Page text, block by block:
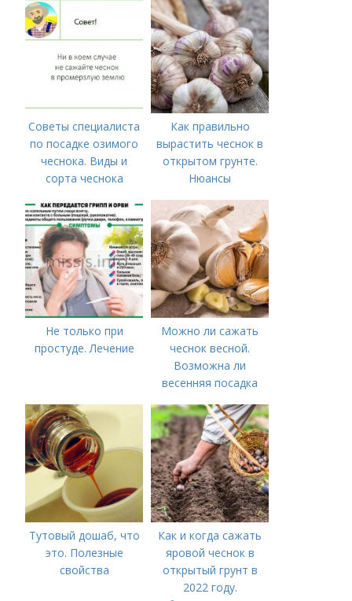
посадки озимого
чеснока
Советы специалиста
по посадке озимого
чеснока. Виды и
сорта чеснока
Как правильно
вырастить чеснок в
открытом грунте.
Нюансы
озимого чеснока
Не только при
простуде. Лечение
Можно ли сажать
чеснок весной.
Возможна ли
весенняя посадка
лучше делать
Тутовый дошаб, что
это. Полезные
свойства
Как и когда сажать
яровой чеснок в
открытый грунт в
2022 году.